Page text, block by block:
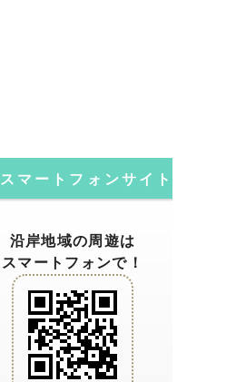
スマートフォンサイト
沿岸地域の周遊は
スマートフォンで！